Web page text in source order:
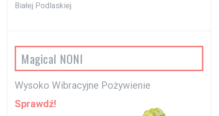
Białej Podlaskiej.
Magical NONI
Wysoko Wibracyjne Pożywienie
Sprawdź!